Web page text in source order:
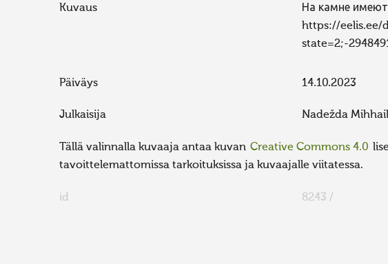
Kuvaus
На камне
https://eelis.ee/
state=2;-
Päiväys 14.10.2023
Julkaisija Nadežda
Tällä valinnalla kuvaaja antaa kuvan Creative Commons 4.0
tavoittelemattomissa tarkoituksissa ja kuvaajalle viitatessa.
id 8243 /